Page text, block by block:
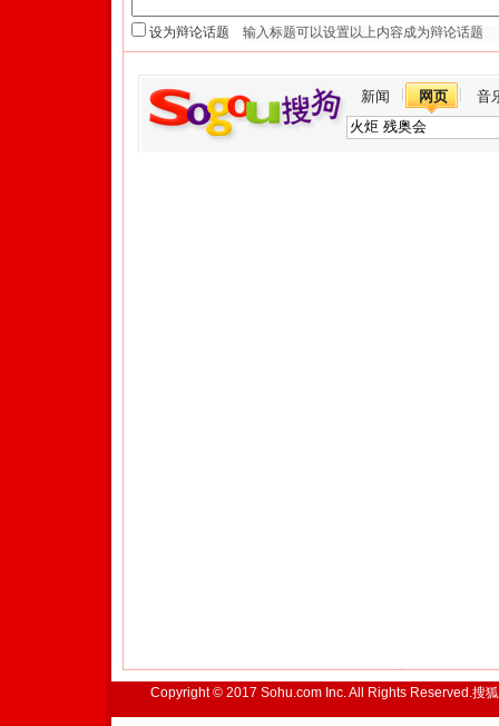
设为辩论话题
新闻 网页 音
Copyright © 2017 Sohu.com Inc. All Rights Reserved.搜